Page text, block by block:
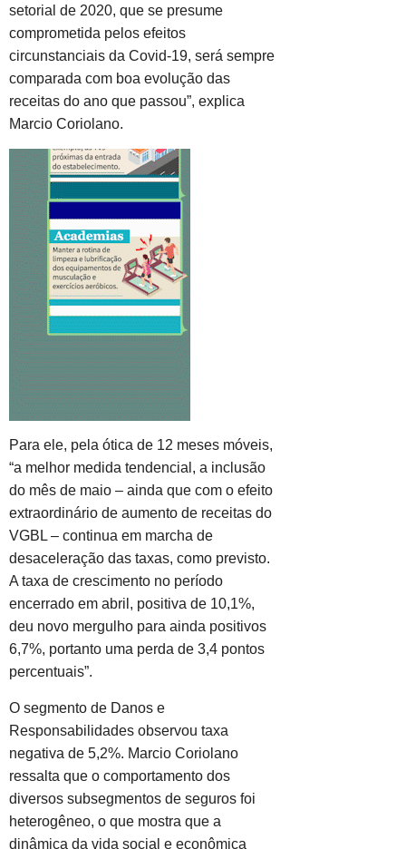
setorial de 2020, que se presume
comprometida pelos efeitos
circunstanciais da Covid-19, será sempre
comparada com boa evolução das
receitas do ano que passou”, explica
Marcio Coriolano.
Para ele, pela ótica de 12 meses móveis,
“a melhor medida tendencial, a inclusão
do mês de maio – ainda que com o efeito
extraordinário de aumento de receitas do
VGBL – continua em marcha de
desaceleração das taxas, como previsto.
A taxa de crescimento no período
encerrado em abril, positiva de 10,1%,
deu novo mergulho para ainda positivos
6,7%, portanto uma perda de 3,4 pontos
percentuais”.
O segmento de Danos e
Responsabilidades observou taxa
negativa de 5,2%. Marcio Coriolano
ressalta que o comportamento dos
diversos subsegmentos de seguros foi
heterogêneo, o que mostra que a
dinâmica da vida social e econômica